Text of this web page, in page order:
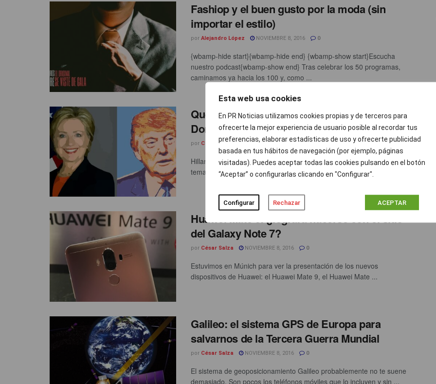
Esta web usa cookies
En PR Noticias utilizamos cookies propias y de terceros para
ofrecerte la mejor experiencia de usuario posible al recordar tus
preferencias, elaborar estadísticas de uso y ofrecerte publicidad
basada en tus hábitos de navegación (por ejemplo, páginas
visitadas). Puedes aceptar todas las cookies pulsando en el botón
“Aceptar” o configurarlas clicando en "Configurar".
Configurar Rechazar ACEPTAR
Fashiop y el buen gusto por la moda (sin
importar el estilo)
por Alejandro López NOVIEMBRE 8, 2016 0
{wbamp-hide start}{wbamp-hide end} {wbamp-show start}Escucha
nuestro podcast{wbamp-show end} Tras celebrar los 50 programas,
caminamos ya hacia los 100 y, como ...
Qué ofrecen en tecnología Hillary Clinton y
Donald Trump
por César Salza NOVIEMBRE 8, 2016 0
Hillary Clinton y Donald Trump han dejado clara su posición sobre los
temas tecnológicos y cuál será su desempeño con ...
Huawei Mate 9: ¿logrará hacerse con el sitio
del Galaxy Note 7?
por César Salza NOVIEMBRE 8, 2016 0
Estuvimos en Múnich para ver la presentación de los nuevos
dispositivos de Huawei: el Huawei Mate 9, el Huawei Mate ...
Galileo: el sistema GPS de Europa para
salvarnos de la Tercera Guerra Mundial
por César Salza NOVIEMBRE 8, 2016 0
El sistema de geoposicionamiento Galileo probablemente no te suene
demasiado. Son pocos los teléfonos móviles que lo incluyen y sin ...